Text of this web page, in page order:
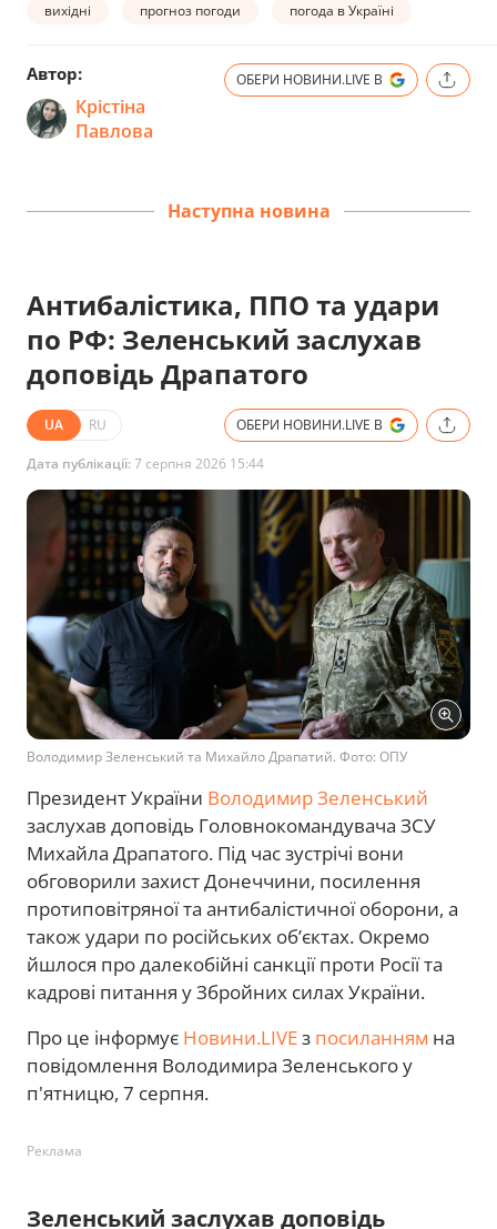
вихідні прогноз погоди погода в Україні
Автор:
Крістіна
Павлова
ОБЕРИ НОВИНИ.LIVE В
Наступна новина
Антибалістика, ППО та удари
по РФ: Зеленський заслухав
доповідь Драпатого
UA RU ОБЕРИ НОВИНИ.LIVE В
Дата публікації:7 серпня 2026 15:44
Володимир Зеленський та Михайло Драпатий. Фото: ОПУ
Президент України Володимир Зеленський
заслухав доповідь Головнокомандувача ЗСУ
Михайла Драпатого. Під час зустрічі вони
обговорили захист Донеччини, посилення
протиповітряної та антибалістичної оборони, а
також удари по російських об’єктах. Окремо
йшлося про далекобійні санкції проти Росії та
кадрові питання у Збройних силах України.
Про це інформує Новини.LIVEз посиланням на
повідомлення Володимира Зеленського у
п'ятницю, 7 серпня.
Реклама
Зеленський заслухав доповідь